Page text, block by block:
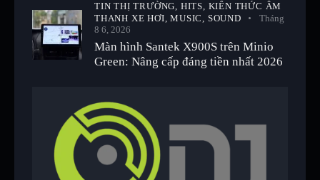
TIN THỊ TRƯỜNG, HITS, KIẾN THỨC ÂM
THANH XE HƠI,MUSIC, SOUND
Tháng
8 6, 2026
Màn hình Santek X900S trên Minio
Green: Nâng cấp đáng tiền nhất 2026